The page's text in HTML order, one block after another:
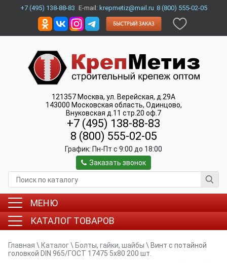
+7 (495) 138-88-83 E-mail: krepmetiz@mail.ru 8 (800) 555-02-05
121357 Москва, ул. Верейская, д.29А
143000 Московская область, Одинцово,
Внуковская д.11 стр.20 оф.7
+7 (495) 138-88-83
8 (800) 555-02-05
График: Пн-Пт c 9:00 до 18:00
Заказать звонок
МЕНЮ
КАТАЛОГ ТОВАРОВ
Главная \ Каталог\ Болты, гайки, шайбы \ Винт с потайной
головкой DIN 965/ГОСТ 17475 5х80 200 шт.